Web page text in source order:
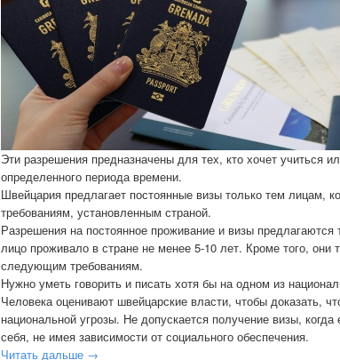
Эти разрешения предназначены для тех, кто хочет учиться
определенного периода времени.
Швейцария предлагает постоянные визы только тем лицам,
требованиям, установленным страной.
Разрешения на постоянное проживание и визы
лицо проживало в стране не менее 5-10 лет. Кроме того, они
следующим требованиям.
Нужно уметь говорить и писать хотя бы на одном из
Человека оценивают швейцарские власти, чтобы доказать,
национальной угрозы. Не допускается получение визы,
себя, не имея зависимости от социального обеспечения.
Читать дальше →